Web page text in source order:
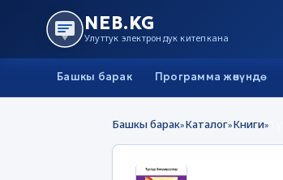
NEB.KG
Улуттук электрондук китепкана
Башкы барак Программа жөнүндө
Башкы барак»Каталог»Книги»